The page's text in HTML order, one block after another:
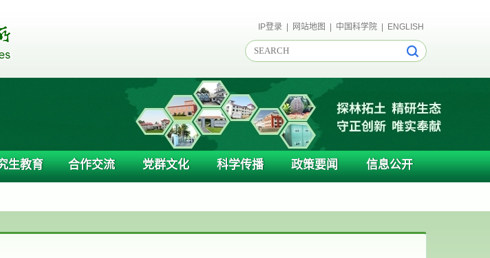
IP登录| 网站地图 中国科学院| ENGLISH
生教育 合作交流 党群文化 科学传播 政策要闻 信息公开